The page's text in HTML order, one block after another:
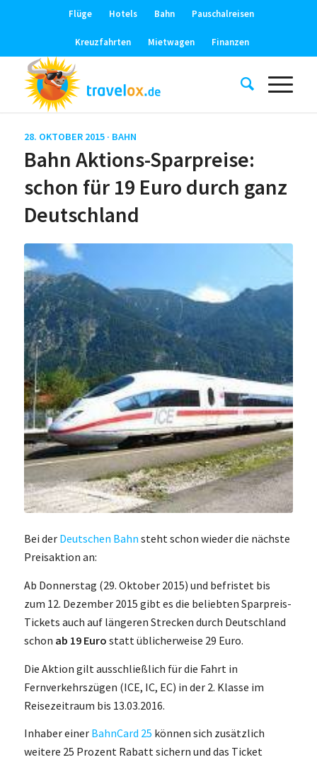
Flüge Hotels Bahn Pauschalreisen
Kreuzfahrten Mietwagen Finanzen
28. OKTOBER 2015 · BAHN
Bahn Aktions-Sparpreise:
schon für 19 Euro durch ganz
Deutschland
Bei der Deutschen Bahn steht schon wieder die nächste
Preisaktion an:
Ab Donnerstag (29. Oktober 2015) und befristet bis
zum 12. Dezember 2015 gibt es die beliebten Sparpreis-
Tickets auch auf längeren Strecken durch Deutschland
schon ab 19 Euro statt üblicherweise 29 Euro.
Die Aktion gilt ausschließlich für die Fahrt in
Fernverkehrszügen (ICE, IC, EC) in der 2. Klasse im
Reisezeitraum bis 13.03.2016.
Inhaber einer BahnCard 25 können sich zusätzlich
weitere 25 Prozent Rabatt sichern und das Ticket